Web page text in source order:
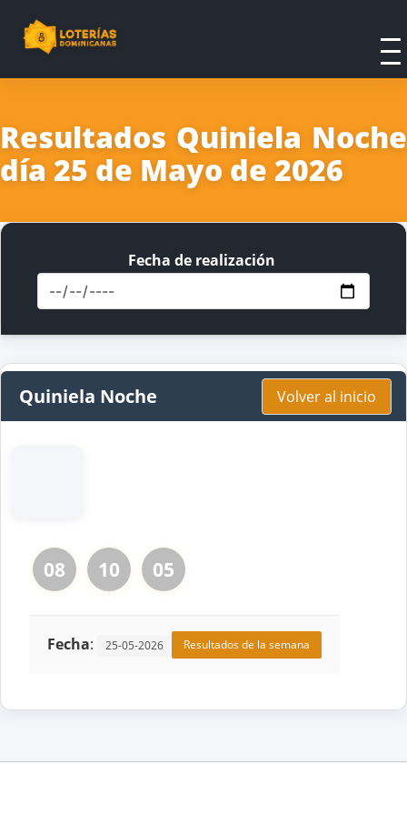
Resultados Quiniela Noche
día 25 de Mayo de 2026
Fecha de realización
Quiniela Noche Volver al inicio
08 10 05
Fecha: 25-05-2026 Resultados de la semana